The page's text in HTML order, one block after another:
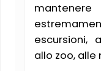
escursioni,
allo zoo,